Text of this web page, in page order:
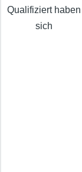
Qualifiziert haben
sich